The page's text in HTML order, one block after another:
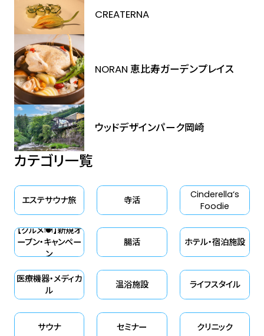
CREATERNA
NORAN 恵比寿ガーデンプレイス
ウッドデザインパーク岡崎
カテゴリ一覧
エステサウナ旅 寺活
Cinderella‘s
Foodie
【グルメ🍽】新規オ
ープン・キャンペー
ン
腸活 ホテル・宿泊施設
医療機器・メディカ
ル
温浴施設 ライフスタイル
サウナ セミナー クリニック